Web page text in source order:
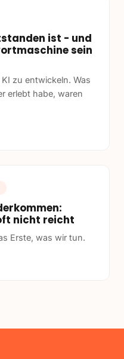
ist - und
sein
zu entwickeln. Was
erlebt habe, waren
nicht reicht
Erste, was wir tun.